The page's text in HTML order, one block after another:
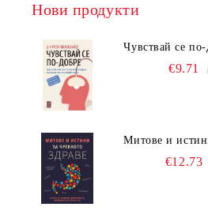
Нови продукти
Чувствай се по-
€9.71
Митове и
€12.73